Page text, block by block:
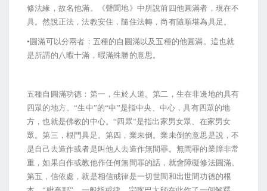
修法緣，故名他滿。《聲聞地》中所說前四他圓滿者，現在不
具。然說正法，法教安住，隨住法轉，尚有隨順堪為具足。
•圓滿可以分兩者：五種的自圓滿以及五種的他圓滿。這也就
是所謂的八暇十滿，暇滿殊勝的意思。
五種自圓滿功德：第一，生於人道。第二，生在非邊地的具有
四眾的地方。“生中”的“中”是指中央、中心，具有四眾的地
方，也就是佛教的中心。“四眾”是指出家男女眾、在家男女
眾。第三，根門具足。第四，業未倒。業未倒的意思是說，不
是自己去造作或者是叫他人去造作無間罪。無間罪的業障非常
重，如果自作或教他作任何無間罪的話，就會障礙修法圓滿。
第五，信依處，就是相信戒律是一切世間和出世間功德的根